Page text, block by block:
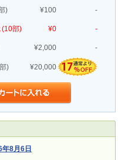
) ¥100 -
(10部) ¥0 -
¥2,000 -
) ¥20,000
8月6日